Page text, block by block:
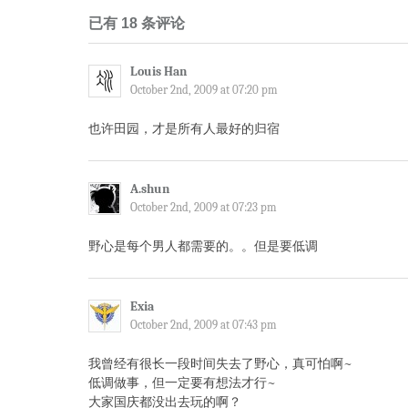
已有 18 条评论
Louis Han
October 2nd, 2009 at 07:20 pm
也许田园，才是所有人最好的归宿
A.shun
October 2nd, 2009 at 07:23 pm
野心是每个男人都需要的。。但是要低调
Exia
October 2nd, 2009 at 07:43 pm
我曾经有很长一段时间失去了野心，真可怕啊~
低调做事，但一定要有想法才行~
大家国庆都没出去玩的啊？